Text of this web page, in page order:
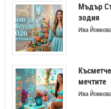
Мъдър
зодия
Ива
мечтите
Ива